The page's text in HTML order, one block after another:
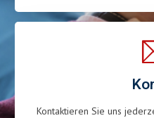
Kontaktieren Sie uns